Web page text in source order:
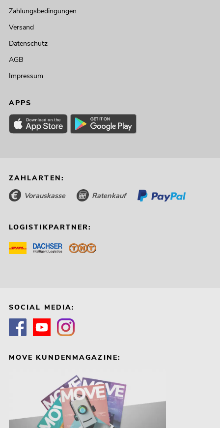
Zahlungsbedingungen
Versand
Datenschutz
AGB
Impressum
APPS
ZAHLARTEN:
Vorauskasse Ratenkauf
LOGISTIKPARTNER:
SOCIAL MEDIA:
MOVE KUNDENMAGAZINE: